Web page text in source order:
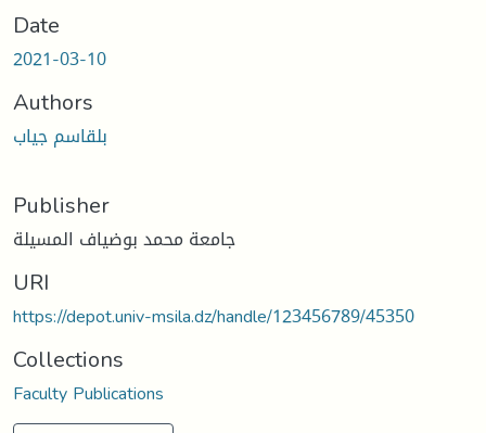
Date
2021-03-10
Authors
بلقاسم جياب
Publisher
جامعة محمد بوضياف المسيلة
URI
https://depot.univ-msila.dz/handle/123456789/45350
Collections
Faculty Publications